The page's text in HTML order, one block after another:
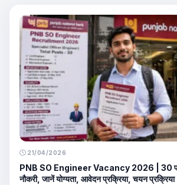
21/04/2026
PNB SO Engineer Vacancy 2026 | 30
नौकरी, जानें योग्यता, आवेदन प्रक्रिया, चयन प्रक्रिया